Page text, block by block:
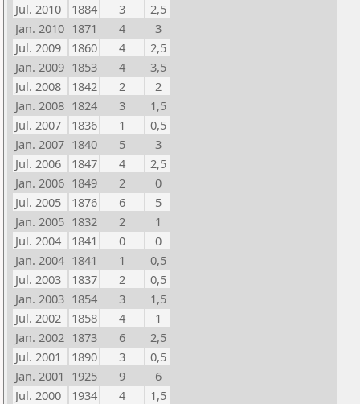
Jul. 2010
1884 3
2,5
Jan. 2010 1871 4
3
Jul. 2009
1860 4
2,5
Jan. 2009 1853 4
3,5
Jul. 2008
1842 2
2
Jan. 2008 1824 3
1,5
Jul. 2007
1836 1
0,5
Jan. 2007 1840 5
3
Jul. 2006
1847 4
2,5
Jan. 2006 1849 2
0
Jul. 2005
1876 6
5
Jan. 2005 1832 2
1
Jul. 2004
1841 0
0
Jan. 2004 1841 1
0,5
Jul. 2003
1837 2
0,5
Jan. 2003 1854 3
1,5
Jul. 2002
1858 4
1
Jan. 2002 1873 6
2,5
Jul. 2001
1890 3
0,5
Jan. 2001 1925 9
6
Jul. 2000
1934 4
1,5